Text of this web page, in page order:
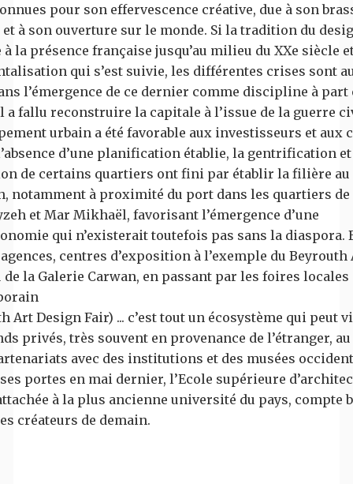
pour son effervescence créative, due à son
à son ouverture sur le monde. Si la tradition du
la présence française jusqu’au milieu du XXe siècle
qui s’est suivie, les différentes crises sont
l’émergence de ce dernier comme discipline à part
a fallu reconstruire la capitale à l’issue de la guerre
urbain a été favorable aux investisseurs et aux
d’une planification établie, la gentrification
de certains quartiers ont fini par établir la filière
notamment à proximité du port dans les quartiers de
et Mar Mikhaël, favorisant l’émergence d’une
qui n’existerait toutefois pas sans la diaspora.
centres d’exposition à l’exemple du Beyrouth
de la Galerie Carwan, en passant par les foires locales
Art Design Fair) ... c’est tout un écosystème qui peut
privés, très souvent en provenance de l’étranger,
avec des institutions et des musées
portes en mai dernier, l’Ecole supérieure
à la plus ancienne université du pays, compte
créateurs de demain.